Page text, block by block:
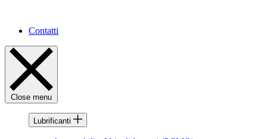
Contatti
Close menu
Lubrificanti